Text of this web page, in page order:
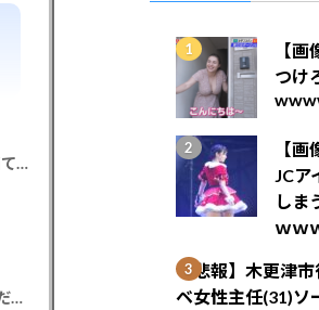
カープドラ1平川蓮！187cmのスイッチヒッター！立石正広を外し2度目の重複も新井監督がクジを引き当てる！【ドラフト会議2025】
【悲報】彼女「ごめん！俺くんの貯金、情報商材に使っちゃった」→…問い詰めたらギャン泣きされたんだが俺が悪いのか？
【
つけ
【
JCア
しま
ｗｗ
【悲報】木更津
ベ女性主任(31)ソ